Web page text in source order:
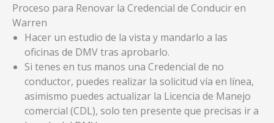
Proceso para Renovar la Credencial de Conducir en
Warren
Hacer un estudio de la vista y mandarlo a las
oficinas de DMV tras aprobarlo.
Si tenes en tus manos una Credencial de no
conductor, puedes realizar la solicitud vía en línea,
asimismo puedes actualizar la Licencia de Manejo
comercial (CDL), solo ten presente que precisas ir a